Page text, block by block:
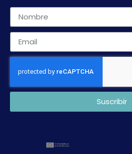
Suscribir